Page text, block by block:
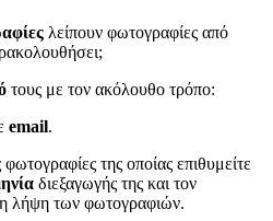
λείπουν φωτογραφίες από
τους με τον ακόλουθο τρόπο:
email.
φωτογραφίες της οποίας επιθυμείτε
διεξαγωγής της και τον
λήψη των φωτογραφιών.